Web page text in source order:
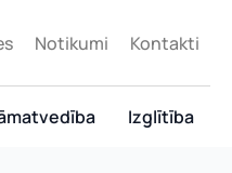
Notikumi Kontakti
Izglītība